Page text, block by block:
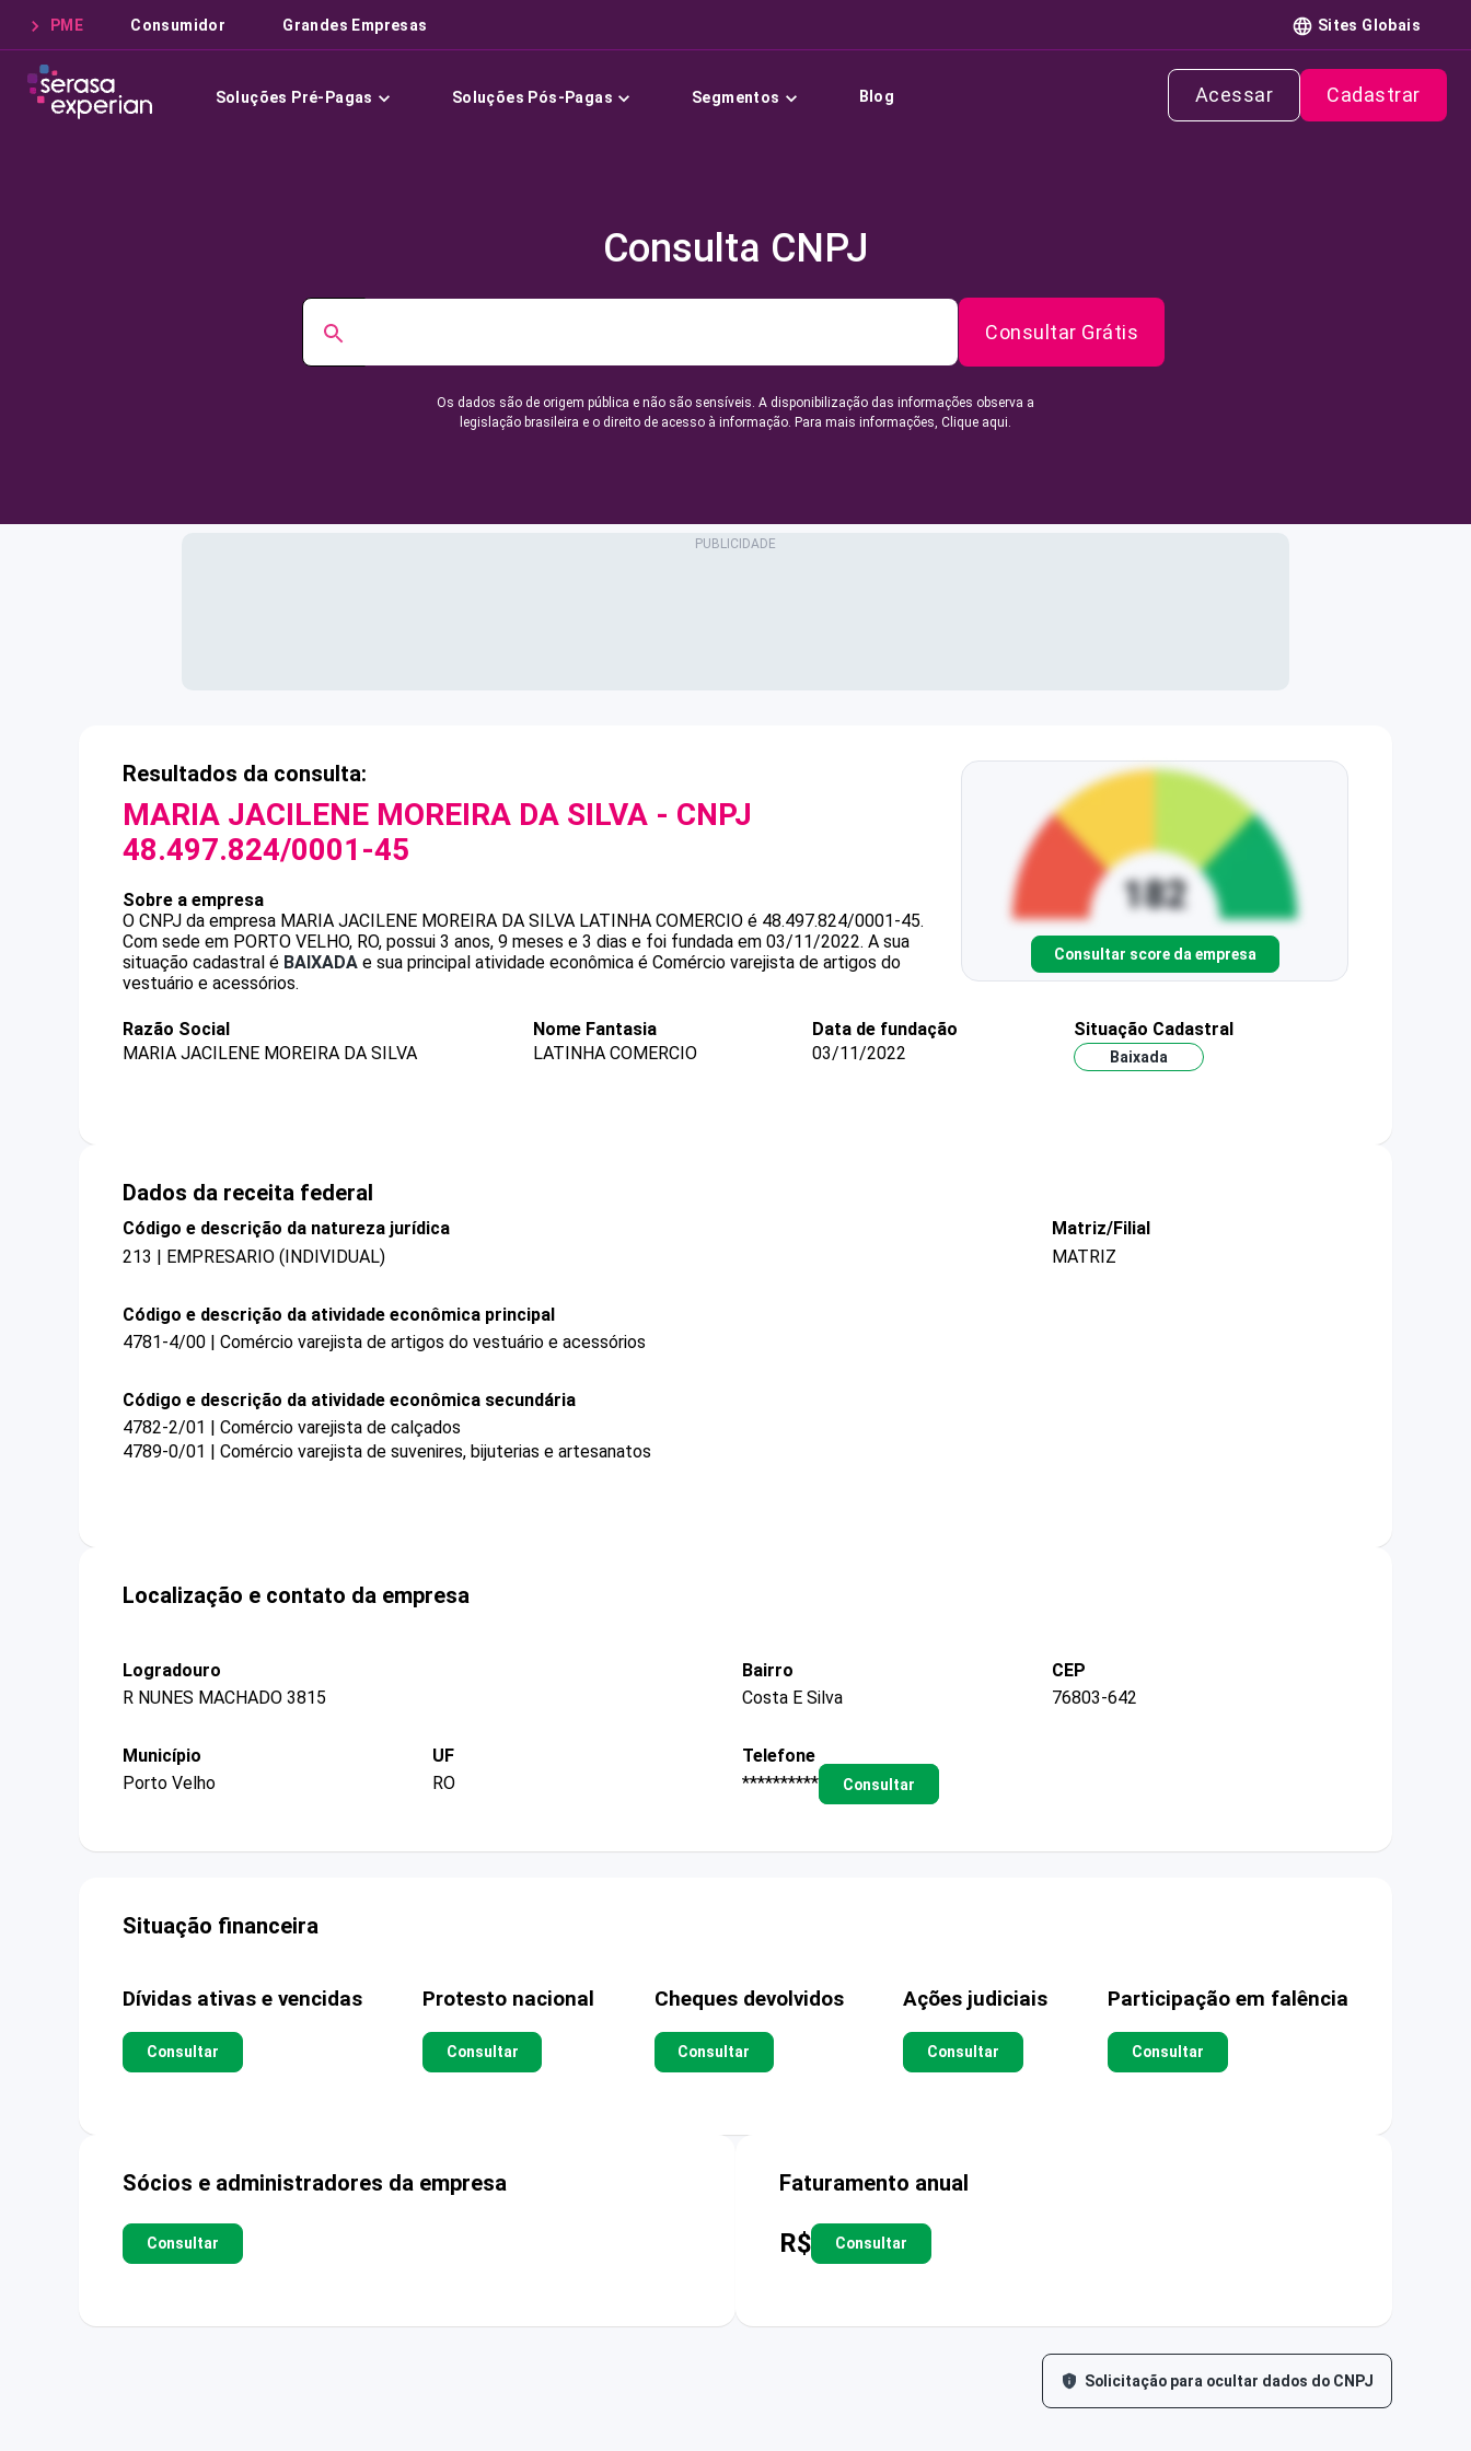
PME Consumidor Grandes Empresas Sites Globais
Soluções Pré-Pagas Soluções Pós-Pagas Segmentos Blog Acessar Cadastrar
Consulta CNPJ
Consultar Grátis
Os dados são de origem pública e não são sensíveis. A disponibilização das informações observa a
legislação brasileira e o direito de acesso à informação. Para mais informações, Clique aqui.
Resultados da consulta:
MARIA JACILENE MOREIRA DA SILVA - CNPJ
48.497.824/0001-45
Sobre a empresa
O CNPJ da empresa MARIA JACILENE MOREIRA DA SILVA LATINHA COMERCIO é 48.497.824/0001-45.
Com sede em PORTO VELHO, RO, possui 3 anos, 9 meses e 3 dias e foi fundada em 03/11/2022. A sua
situação cadastral é BAIXADA e sua principal atividade econômica é Comércio varejista de artigos do
vestuário e acessórios.
Consultar score da empresa
Razão Social
MARIA JACILENE MOREIRA DA SILVA
Nome Fantasia
LATINHA COMERCIO
Data de fundação
03/11/2022
Situação Cadastral
Baixada
Dados da receita federal
Código e descrição da natureza jurídica
213 | EMPRESARIO (INDIVIDUAL)
Matriz/Filial
MATRIZ
Código e descrição da atividade econômica principal
4781-4/00 | Comércio varejista de artigos do vestuário e acessórios
Código e descrição da atividade econômica secundária
4782-2/01 | Comércio varejista de calçados
4789-0/01 | Comércio varejista de suvenires, bijuterias e artesanatos
Localização e contato da empresa
Logradouro
R NUNES MACHADO 3815
Bairro
Costa E Silva
CEP
76803-642
Município
Porto Velho
UF
RO
Telefone
**********
Consultar
Situação financeira
Dívidas ativas e vencidas
Consultar
Protesto nacional
Consultar
Cheques devolvidos
Consultar
Ações judiciais
Consultar
Participação em falência
Consultar
Sócios e administradores da empresa
Consultar
Faturamento anual
R$ Consultar
Solicitação para ocultar dados do CNPJ